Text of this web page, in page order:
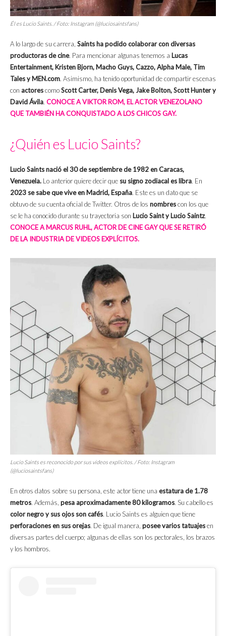
Él es Lucio Saints. / Foto: Instagram (@luciosaintsfans)
A lo largo de su carrera, Saints ha podido colaborar con diversas
productoras de cine. Para mencionar algunas tenemos a Lucas
Entertainment, Kristen Bjorn, Macho Guys, Cazzo, Alpha Male, Tim
Tales y MEN.com. Asimismo, ha tenido oportunidad de compartir escenas
con actorescomoScott Carter, Denis Vega, Jake Bolton, Scott Hunter y
David Ávila. CONOCE A VIKTOR ROM, EL ACTOR VENEZOLANO
QUE TAMBIÉN HA CONQUISTADO A LOS CHICOS GAY.
¿Quién es Lucio Saints?
Lucio Saints nació el 30 de septiembre de 1982 en Caracas,
Venezuela. Lo anterior quiere decir que su signo zodiacal es libra. En
2023 se sabe que vive en Madrid, España. Este es un dato que se
obtuvo de su cuenta oficial de Twitter. Otros de los nombrescon los que
se le ha conocido durante su trayectoria son Lucio Saint y Lucio Saintz.
CONOCE A MARCUS RUHL, ACTOR DE CINE GAY QUE SE RETIRÓ
DE LA INDUSTRIA DE VIDEOS EXPLÍCITOS.
Lucio Saints es reconocido por sus videos explícitos. / Foto: Instagram
(@luciosaintsfans)
En otros datos sobre su persona, este actor tiene una estatura de 1.78
metros. Además, pesa aproximadamente 80 kilogramos. Su cabello es
color negro y sus ojos son cafés. Lucio Saints es alguien que tiene
perforaciones en sus orejas. De igual manera, posee varios tatuajesen
diversas partes del cuerpo; algunas de ellas son los pectorales, los brazos
y los hombros.